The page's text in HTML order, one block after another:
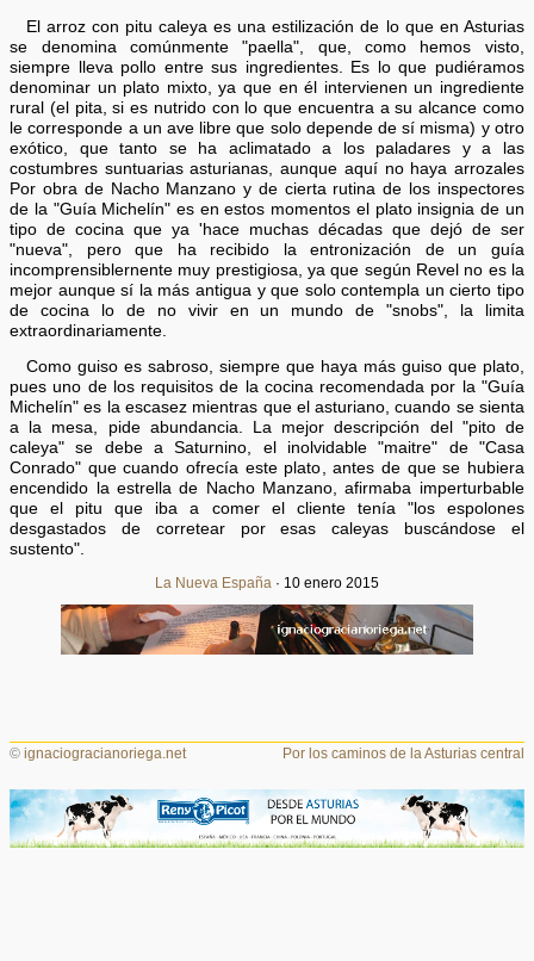
El arroz con pitu caleya es una estilización de lo que en Asturias
se denomina comúnmente "paella", que, como hemos visto,
siempre lleva pollo entre sus ingredientes. Es lo que pudiéramos
denominar un plato mixto, ya que en él intervienen un ingrediente
rural (el pita, si es nutrido con lo que encuentra a su alcance como
le corresponde a un ave libre que solo depende de sí misma) y otro
exótico, que tanto se ha aclimatado a los paladares y a las
costumbres suntuarias asturianas, aunque aquí no haya arrozales
Por obra de Nacho Manzano y de cierta rutina de los inspectores
de la "Guía Michelín" es en estos momentos el plato insignia de un
tipo de cocina que ya 'hace muchas décadas que dejó de ser
"nueva", pero que ha recibido la entronización de un guía
incomprensiblernente muy prestigiosa, ya que según Revel no es la
mejor aunque sí la más antigua y que solo contempla un cierto tipo
de cocina lo de no vivir en un mundo de "snobs", la limita
extraordinariamente.
Como guiso es sabroso, siempre que haya más guiso que plato,
pues uno de los requisitos de la cocina recomendada por la "Guía
Michelín" es la escasez mientras que el asturiano, cuando se sienta
a la mesa, pide abundancia. La mejor descripción del "pito de
caleya" se debe a Saturnino, el inolvidable "maitre" de "Casa
Conrado" que cuando ofrecía este plato, antes de que se hubiera
encendido la estrella de Nacho Manzano, afirmaba imperturbable
que el pitu que iba a comer el cliente tenía "los espolones
desgastados de corretear por esas caleyas buscándose el
sustento".
La Nueva España · 10 enero 2015
©ignaciogracianoriega.net Por los caminos de la Asturias central